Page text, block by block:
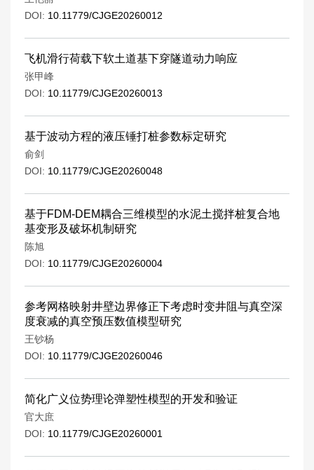
DOI: 10.11779/CJGE20260012
飞机滑行荷载下软土道基下穿隧道动力响应
张甲峰
DOI: 10.11779/CJGE20260013
基于波动方程的液压锤打桩参数标定研究
俞剑
DOI: 10.11779/CJGE20260048
基于FDM-DEM耦合三维模型的水泥土搅拌桩复合地
基变形及破坏机制研究
陈旭
DOI: 10.11779/CJGE20260004
参考网格映射井壁边界修正下考虑时变井阻与真空深
度衰减的真空预压数值模型研究
王钞杨
DOI: 10.11779/CJGE20260046
简化广义位势理论弹塑性模型的开发和验证
官大庶
DOI: 10.11779/CJGE20260001